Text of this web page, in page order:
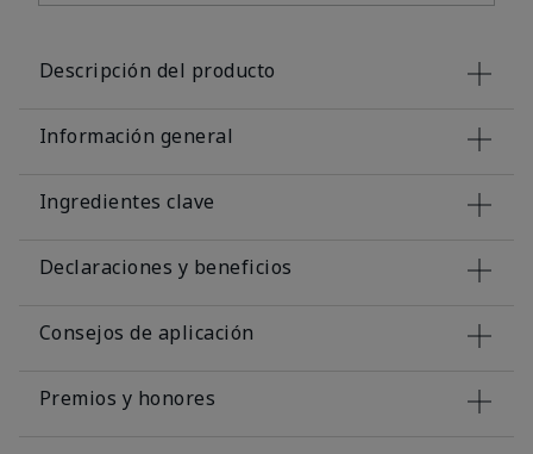
Descripción del producto
Información general
Ingredientes clave
Declaraciones y beneficios
Consejos de aplicación
Premios y honores